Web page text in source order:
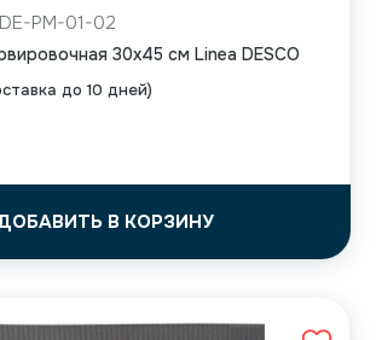
до 10 дней)
PM-01-02
30х45 см Linea DESCO
В КОРЗИНУ